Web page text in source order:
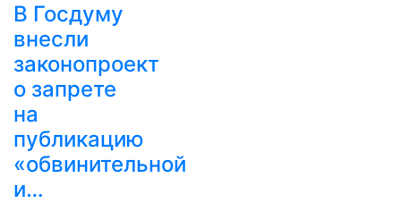
В Госдуму
внесли
законопроект
о запрете
на
публикацию
«обвинительной
и…